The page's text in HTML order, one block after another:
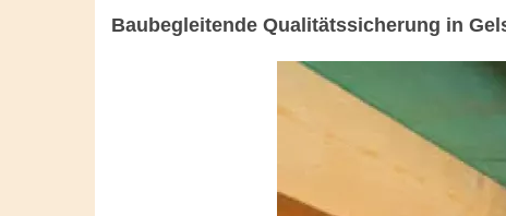
Baubegleitende Qualitätssicherung in